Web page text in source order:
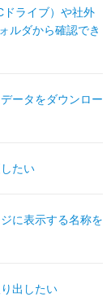
ドライブ）や社外
ルダから確認でき
ータをダウンロー
たい
に表示する名称を
出したい